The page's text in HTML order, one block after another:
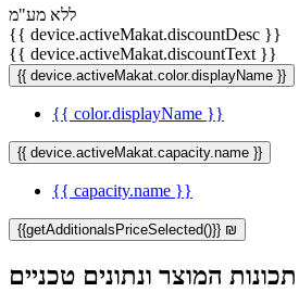
ללא מע"מ
{{ device.activeMakat.discountDesc }}
{{ device.activeMakat.discountText }}
{{ device.activeMakat.color.displayName }}
{{ color.displayName }}
{{ device.activeMakat.capacity.name }}
{{ capacity.name }}
{{getAdditionalsPriceSelected()}} ₪
תכונות המוצר ונתונים טכניים